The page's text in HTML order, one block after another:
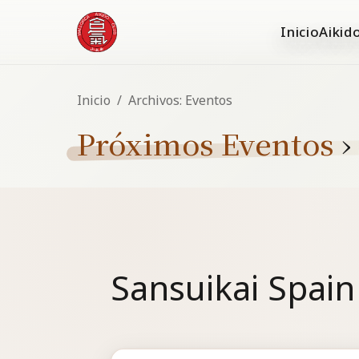
Inicio
Inicio / Archivos: Eventos
Próximos Eventos
Sansuikai Spain